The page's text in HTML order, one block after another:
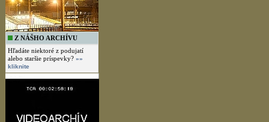
Z NÁŠHO ARCHÍVU
Hľadáte niektoré z podujatí
alebo staršie príspevky? »»
kliknite